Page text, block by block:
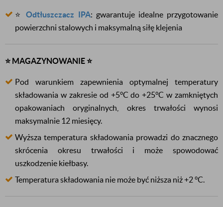
⭐Odtłuszczacz IPA: gwarantuje idealne przygotowanie
powierzchni stalowych i maksymalną siłę klejenia
⭐MAGAZYNOWANIE⭐
Pod warunkiem zapewnienia optymalnej temperatury
składowania w zakresie od +5°C do +25°C w zamkniętych
opakowaniach oryginalnych, okres trwałości wynosi
maksymalnie 12 miesięcy.
Wyższa temperatura składowania prowadzi do znacznego
skrócenia okresu trwałości i może spowodować
uszkodzenie kiełbasy.
Temperatura składowania nie może być niższa niż +2 °C.